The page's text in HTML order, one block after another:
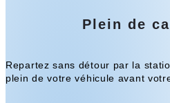
Plein de
Repartez sans détour par la
plein de votre véhicule avant